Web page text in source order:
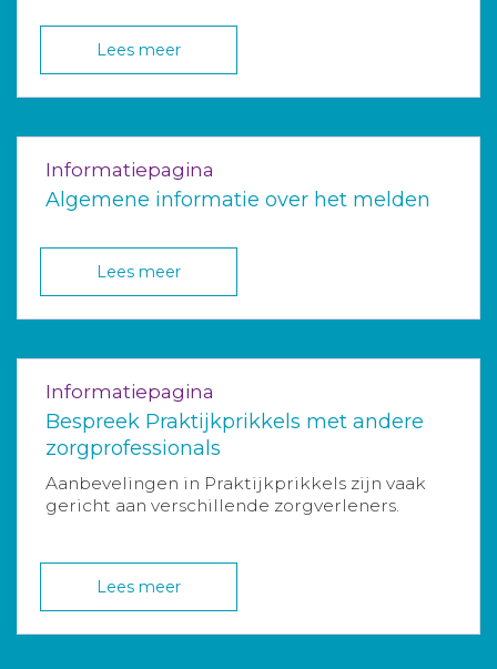
Lees meer
Informatiepagina
Algemene informatie over het melden
Lees meer
Informatiepagina
Bespreek Praktijkprikkels met andere
zorgprofessionals
Aanbevelingen in Praktijkprikkels zijn vaak
gericht aan verschillende zorgverleners.
Lees meer